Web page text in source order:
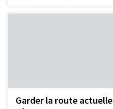
Garder la route